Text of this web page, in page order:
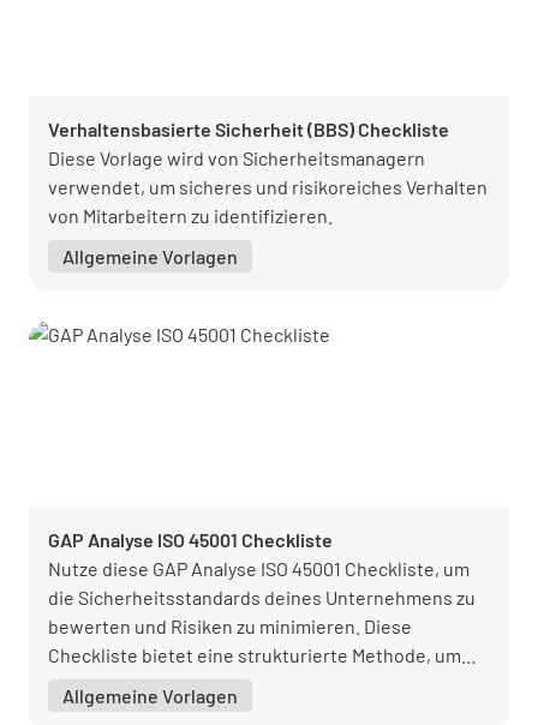
Verhaltensbasierte Sicherheit (BBS) Checkliste
Diese Vorlage wird von Sicherheitsmanagern
verwendet, um sicheres und risikoreiches Verhalten
von Mitarbeitern zu identifizieren.
Allgemeine Vorlagen
GAP Analyse ISO 45001 Checkliste
Nutze diese GAP Analyse ISO 45001 Checkliste, um
die Sicherheitsstandards deines Unternehmens zu
bewerten und Risiken zu minimieren. Diese
Checkliste bietet eine strukturierte Methode, um
sicherzustellen.
Allgemeine Vorlagen